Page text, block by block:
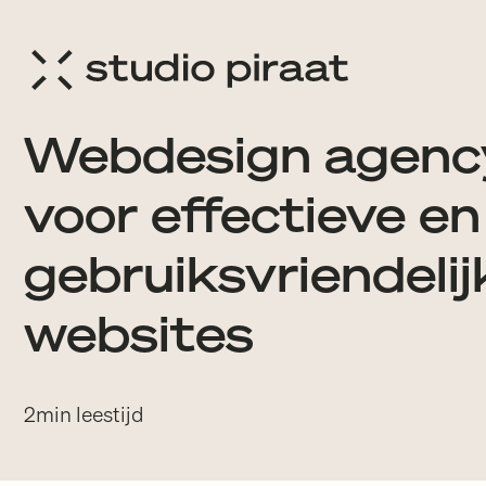
Webdesign
voor effectieve en
websites
2min leestijd